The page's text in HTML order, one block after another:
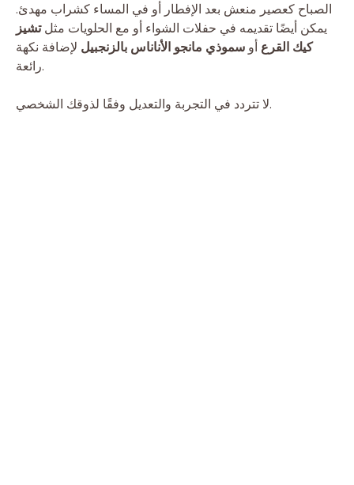
الصباح كعصير منعش بعد الإفطار أو في المساء كشراب مهدئ.
يمكن أيضًا تقديمه في حفلات الشواء أو مع الحلويات مثلتشيز
كيك القرع أو سموذي مانجو الأناناس بالزنجبيل لإضافة نكهة
رائعة.
لا تتردد في التجربة والتعديل وفقًا لذوقك الشخصي.